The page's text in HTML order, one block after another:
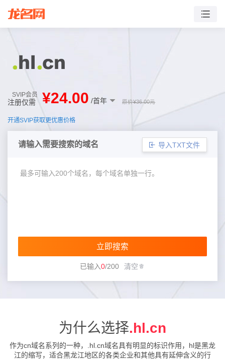
注册仅需 ¥24.00
SVIP会员
/首年 原价¥36.00元
开通SVIP获取更优惠价格
请输入需要搜索的域名 导入TXT文件
立即搜索
已输入0/200 清空
为什么选择.hl.cn
作为cn域名系列的一种，.hl.cn域名具有明显的标识作用，hl是黑龙
江的缩写，适合黑龙江地区的各类企业和其他具有延伸含义的行